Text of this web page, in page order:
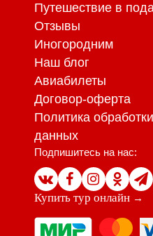
Путешествие в
Отзывы
Иногородним
Наш блог
Авиабилеты
Договор-оферта
Политика
данных
Подпишитесь на нас:
Купить тур онлайн→